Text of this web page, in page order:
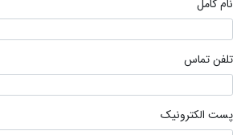
نام کامل
تلفن تماس
پست الکترونیک